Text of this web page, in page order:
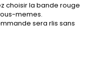
choisir la bande rouge
memes.
sera rlis sans